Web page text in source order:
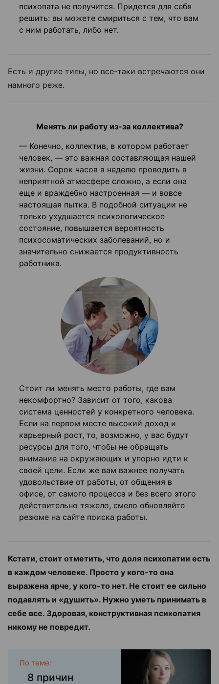
психопата не получится. Придется для себя
решить: вы можете смириться с тем, что вам
с ним работать, либо нет.
Есть и другие типы, но все-таки встречаются они
намного реже.
Менять ли работу из-за коллектива?
— Конечно, коллектив, в котором работает
человек, — это важная составляющая нашей
жизни. Сорок часов в неделю проводить в
неприятной атмосфере сложно, а если она
еще и враждебно настроенная — и вовсе
настоящая пытка. В подобной ситуации не
только ухудшается психологическое
состояние, повышается вероятность
психосоматических заболеваний, но и
значительно снижается продуктивность
работника.
Стоит ли менять место работы, где вам
некомфортно? Зависит от того, какова
система ценностей у конкретного человека.
Если на первом месте высокий доход и
карьерный рост, то, возможно, у вас будут
ресурсы для того, чтобы не обращать
внимание на окружающих и упорно идти к
своей цели. Если же вам важнее получать
удовольствие от работы, от общения в
офисе, от самого процесса и без всего этого
действительно тяжело, смело обновляйте
резюме на сайте поиска работы.
Кстати, стоит отметить, что доля психопатии есть
в каждом человеке. Просто у кого-то она
выражена ярче, у кого-то нет. Не стоит ее сильно
подавлять и «душить». Нужно уметь принимать в
себе все. Здоровая, конструктивная психопатия
никому не повредит.
По теме:
8 причин